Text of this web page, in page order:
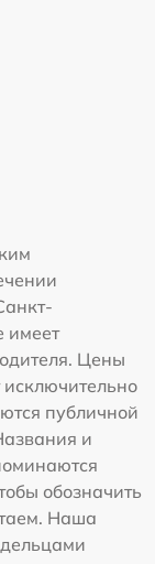
имеет
Цены
исключительно
публичной
и
обозначить
Наша